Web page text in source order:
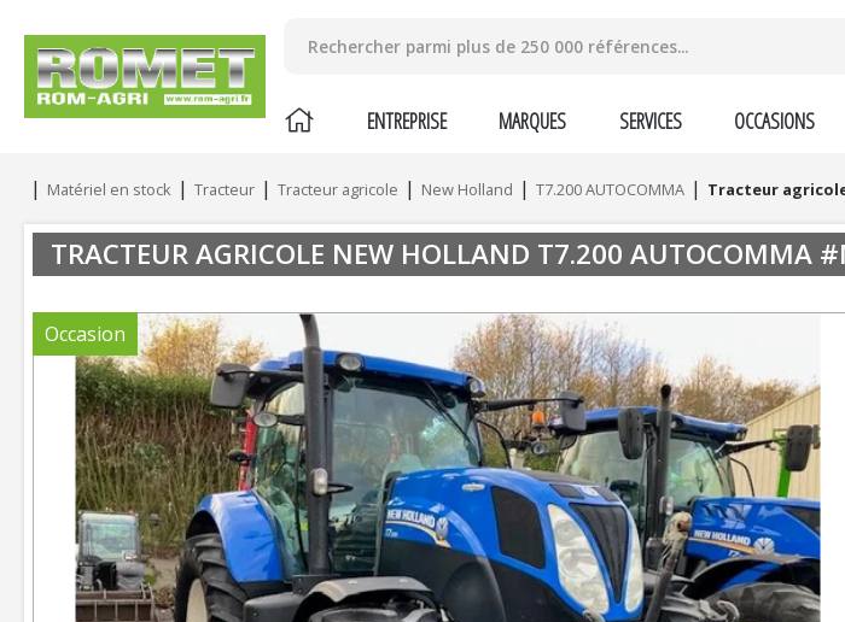
ENTREPRISE MARQUES SERVICES OCCASIONS
Matériel en stock Tracteur Tracteur agricole New Holland T7.200 AUTOCOMMA Tracteur
TRACTEUR AGRICOLE NEW HOLLAND T7.200 AUTOCOMMA
Occasion